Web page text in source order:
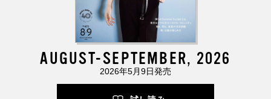
AUGUST-SEPTEMBER, 2026
2026年5月9日発売